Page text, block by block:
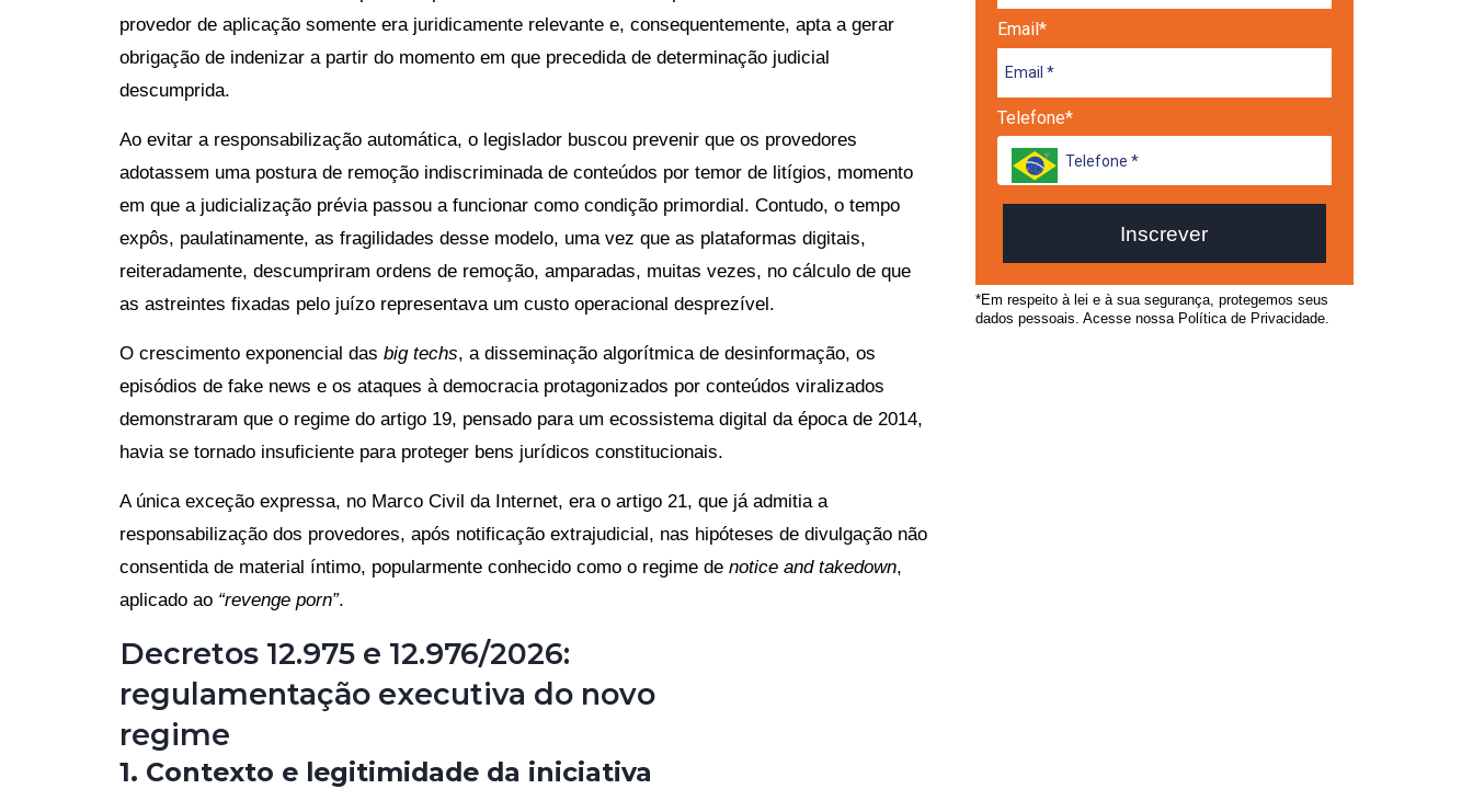
provedor de aplicação somente era juridicamente relevante e, consequentemente, apta a gerar
obrigação de indenizar a partir do momento em que precedida de determinação judicial
descumprida.
Ao evitar a responsabilização automática, o legislador buscou prevenir que os provedores
adotassem uma postura de remoção indiscriminada de conteúdos por temor de litígios, momento
em que a judicialização prévia passou a funcionar como condição primordial. Contudo, o tempo
expôs, paulatinamente, as fragilidades desse modelo, uma vez que as plataformas digitais,
reiteradamente, descumpriram ordens de remoção, amparadas, muitas vezes, no cálculo de que
as astreintes fixadas pelo juízo representava um custo operacional desprezível.
O crescimento exponencial dasbig techs, a disseminação algorítmica de desinformação, os
episódios de fake news e os ataques à democracia protagonizados por conteúdos viralizados
demonstraram que o regime do artigo 19, pensado para um ecossistema digital da época de 2014,
havia se tornado insuficiente para proteger bens jurídicos constitucionais.
A única exceção expressa, no Marco Civil da Internet, era o artigo 21, que já admitia a
responsabilização dos provedores, após notificação extrajudicial, nas hipóteses de divulgação não
consentida de material íntimo, popularmente conhecido como o regime denotice and takedown,
aplicado ao “revenge porn”.
Decretos 12.975 e 12.976/2026:
regulamentação executiva do novo
regime
1. Contexto e legitimidade da iniciativa
Email*
Telefone*
Inscrever
*Em respeito à lei e à sua segurança, protegemos seus
dados pessoais. Acesse nossa Política de Privacidade.